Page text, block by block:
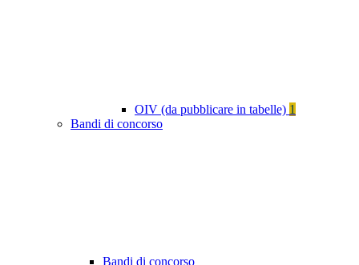
OIV (da pubblicare in tabelle) 1
Bandi di concorso
Bandi di concorso